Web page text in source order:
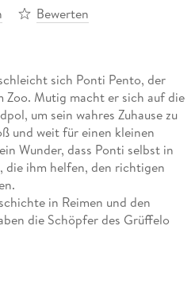
Bewerten
sich Ponti Pento, der
Zoo. Mutig macht er sich auf die
um sein wahres Zuhause zu
und weit für einen kleinen
Wunder, dass Ponti selbst in
die ihm helfen, den richtigen
in Reimen und den
die Schöpfer des Grüffelo